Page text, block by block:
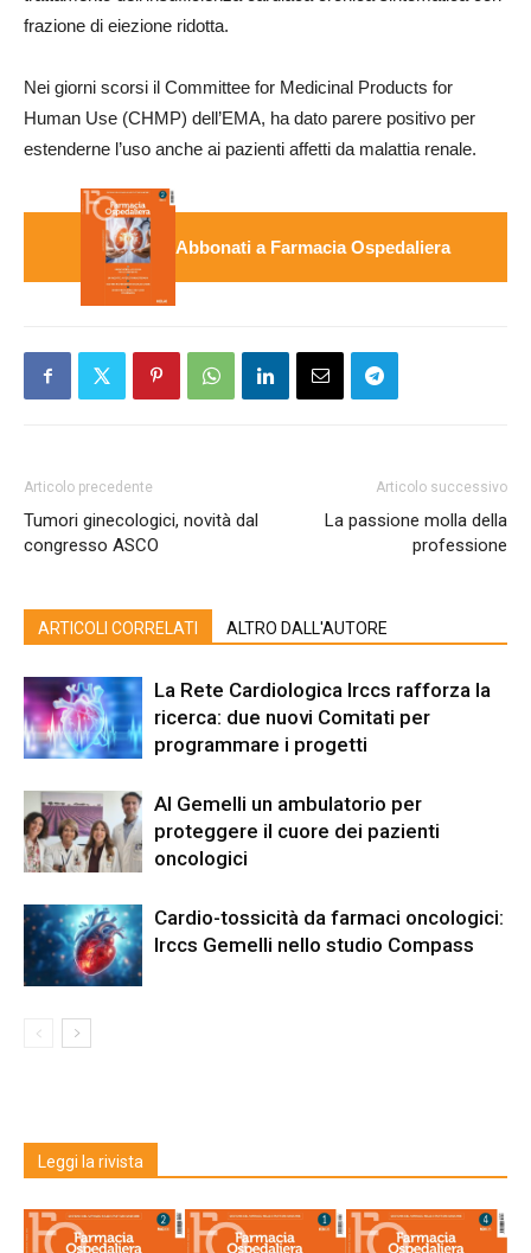
frazione di eiezione ridotta.
Nei giorni scorsi il Committee for Medicinal Products for
Human Use (CHMP) dell’EMA, ha dato parere positivo per
estenderne l’uso anche ai pazienti affetti da malattia renale.
Abbonati a Farmacia Ospedaliera
Articolo precedente
Tumori ginecologici, novità dal
congresso ASCO
Articolo successivo
La passione molla della
professione
ARTICOLI CORRELATI ALTRO DALL'AUTORE
La Rete Cardiologica Irccs rafforza la
ricerca: due nuovi Comitati per
programmare i progetti
Al Gemelli un ambulatorio per
proteggere il cuore dei pazienti
oncologici
Cardio-tossicità da farmaci oncologici:
Irccs Gemelli nello studio Compass
Leggi la rivista